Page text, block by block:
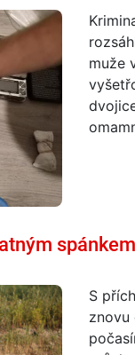
muže
S
znovu